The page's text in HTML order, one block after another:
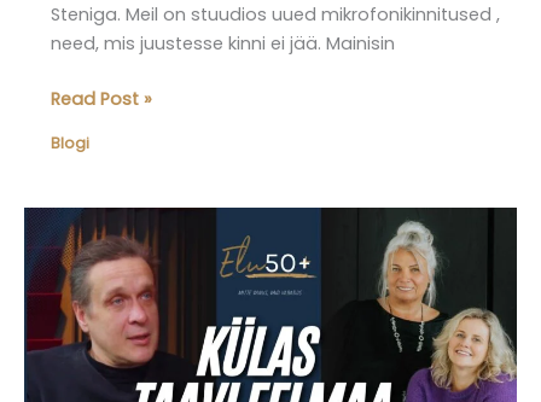
Steniga. Meil on stuudios uued mikrofonikinnitused ,
need, mis juustesse kinni ei jää. Mainisin
Elu50pluss
–
15
käis
külas
Sten
Argos
Read Post »
Blogi